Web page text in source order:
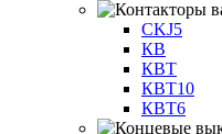
CKJ5
КВ
КВТ
КВТ10
КВТ6